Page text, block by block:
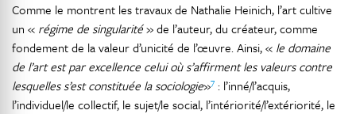
Comme le montrent les travaux de Nathalie Heinich, l’art cultive
un « régime de singularité» de l’auteur, du créateur, comme
fondement de la valeur d’unicité de l’œuvre. Ainsi, « le domaine
de l’art est par excellence celui où s’affirment les valeurs contre
lesquelles s’est constituée la sociologie»7 : l’inné/l’acquis,
l’individuel/le collectif, le sujet/le social, l’intériorité/l’extériorité, le